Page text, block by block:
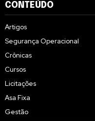
CONTEÚDO
Artigos
Segurança Operacional
Crônicas
Cursos
Licitações
Asa Fixa
Gestão